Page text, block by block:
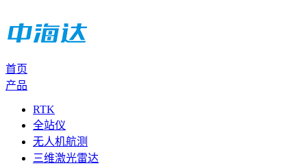
首页
产品
RTK
全站仪
无人机航测
三维激光雷达